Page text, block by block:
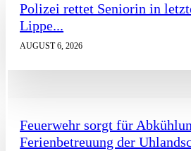
Polizei rettet Seniorin in
Lippe...
AUGUST 6, 2026
Feuerwehr sorgt für
Ferienbetreuung der